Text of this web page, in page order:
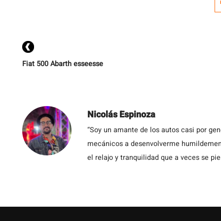
Fiat 500 Abarth esseesse
Nicolás Espinoza
“Soy un amante de los autos casi por
mecánicos a desenvolverme
el relajo y tranquilidad que a veces se